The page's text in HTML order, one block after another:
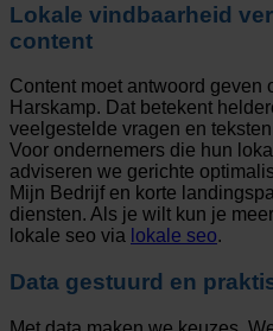
Lokale vindbaarheid
content
Content moet antwoord geven
Harskamp. Dat betekent
veelgestelde vragen en
Voor ondernemers die hun
adviseren we gerichte
Mijn Bedrijf en korte
diensten. Als je wilt kun je
lokale seo via lokale seo.
Data gestuurd en